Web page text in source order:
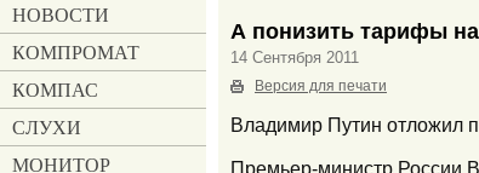
А понизить тарифы
14 Сентября 2011
Версия для печати
Владимир Путин отложил
Премьер-министр России
НОВОСТИ
КОМПРОМАТ
КОМПАС
СЛУХИ
МОНИТОР